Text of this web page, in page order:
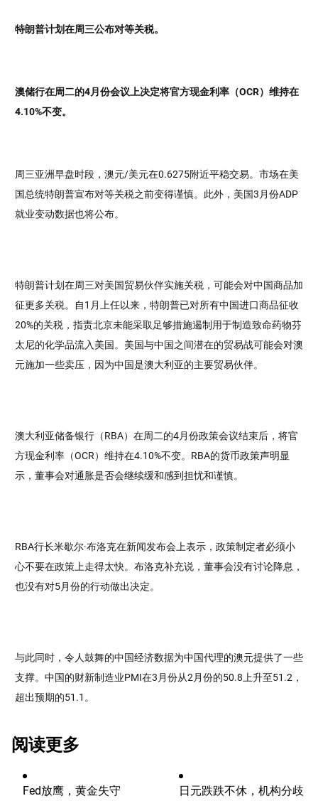
特朗普计划在周三公布对等关税。
澳储行在周二的4月份会议上决定将官方现金利率（OCR）维持在
4.10%不变。
周三亚洲早盘时段，澳元/美元在0.6275附近平稳交易。市场在美
国总统特朗普宣布对等关税之前变得谨慎。此外，美国3月份ADP
就业变动数据也将公布。
特朗普计划在周三对美国贸易伙伴实施关税，可能会对中国商品加
征更多关税。自1月上任以来，特朗普已对所有中国进口商品征收
20%的关税，指责北京未能采取足够措施遏制用于制造致命药物芬
太尼的化学品流入美国。美国与中国之间潜在的贸易战可能会对澳
元施加一些卖压，因为中国是澳大利亚的主要贸易伙伴。
澳大利亚储备银行（RBA）在周二的4月份政策会议结束后，将官
方现金利率（OCR）维持在4.10%不变。RBA的货币政策声明显
示，董事会对通胀是否会继续缓和感到担忧和谨慎。
RBA行长米歇尔·布洛克在新闻发布会上表示，政策制定者必须小
心不要在政策上走得太快。布洛克补充说，董事会没有讨论降息，
也没有对5月份的行动做出决定。
与此同时，令人鼓舞的中国经济数据为中国代理的澳元提供了一些
支撑。中国的财新制造业PMI在3月份从2月份的50.8上升至51.2，
超出预期的51.1。
阅读更多
Fed放鹰，黄金失守
日元跌跌不休，机构分歧